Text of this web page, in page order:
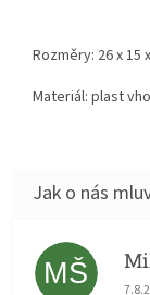
Rozměry: 26 x 15
Materiál: plast
MŠ